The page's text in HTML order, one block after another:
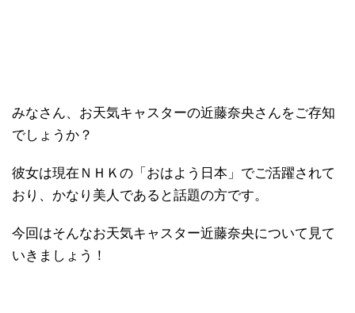
みなさん、お天気キャスターの近藤奈央さんをご存知
でしょうか？
彼女は現在ＮＨＫの「おはよう日本」でご活躍されて
おり、かなり美人であると話題の方です。
今回はそんなお天気キャスター近藤奈央について見て
いきましょう！